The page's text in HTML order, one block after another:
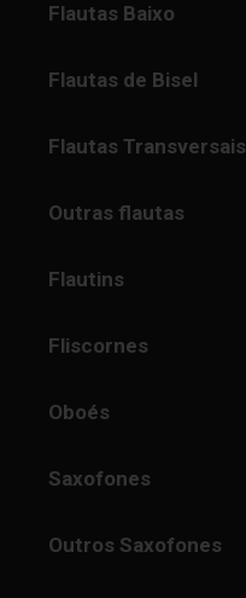
Flautas Baixo
Flautas de Bisel
Flautas Transversais
Outras flautas
Flautins
Fliscornes
Oboés
Saxofones
Outros Saxofones